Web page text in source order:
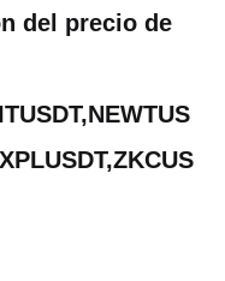
del precio de